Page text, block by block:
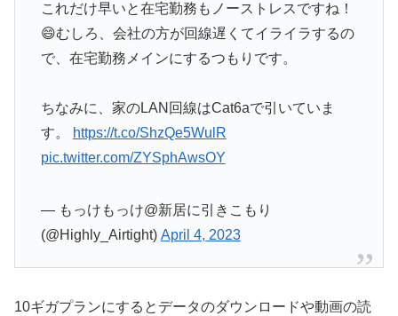
これだけ早いと在宅勤務もノーストレスですね！
😄むしろ、会社の方が回線遅くてイライラするの
で、在宅勤務メインにするつもりです。
ちなみに、家のLAN回線はCat6aで引いていま
す。
https://t.co/ShzQe5WulR
pic.twitter.com/ZYSphAwsOY
— もっけもっけ@新居に引きこもり
(@Highly_Airtight) April 4, 2023
10ギガプランにするとデータのダウンロードや動画の読